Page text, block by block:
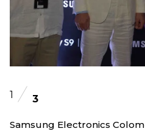
1 3
Samsung Electronics